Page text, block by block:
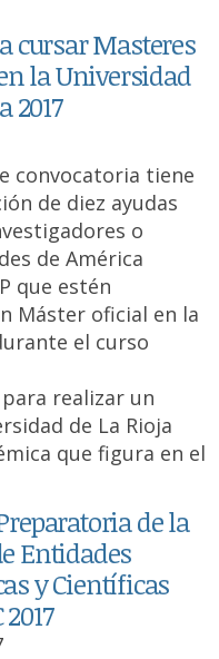
cursar Masteres
la Universidad
2017
convocatoria tiene
de diez ayudas
o
de América
que estén
Máster oficial en la
el curso
realizar un
de La Rioja
que figura en el
de la
Entidades
y Científicas